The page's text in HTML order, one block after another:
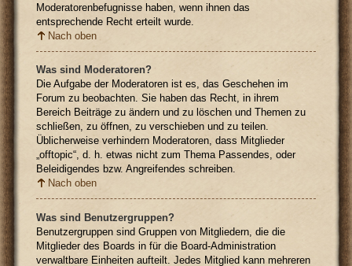
Moderatorenbefugnisse haben, wenn ihnen das
entsprechende Recht erteilt wurde.
Nach oben
Was sind Moderatoren?
Die Aufgabe der Moderatoren ist es, das Geschehen im
Forum zu beobachten. Sie haben das Recht, in ihrem
Bereich Beiträge zu ändern und zu löschen und Themen zu
schließen, zu öffnen, zu verschieben und zu teilen.
Üblicherweise verhindern Moderatoren, dass Mitglieder
„offtopic“, d. h. etwas nicht zum Thema Passendes, oder
Beleidigendes bzw. Angreifendes schreiben.
Nach oben
Was sind Benutzergruppen?
Benutzergruppen sind Gruppen von Mitgliedern, die die
Mitglieder des Boards in für die Board-Administration
verwaltbare Einheiten aufteilt. Jedes Mitglied kann mehreren